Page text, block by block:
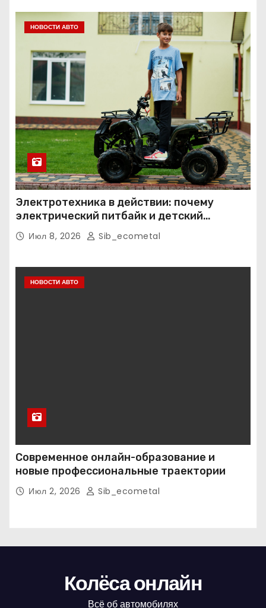
НОВОСТИ АВТО
Электротехника в действии: почему
электрический питбайк и детский
квадроцикл — это больше, чем игрушки
Июл 8, 2026 Sib_ecometal
НОВОСТИ АВТО
Современное онлайн-образование и
новые профессиональные траектории
Июл 2, 2026 Sib_ecometal
Колёса онлайн
Всё об автомобилях